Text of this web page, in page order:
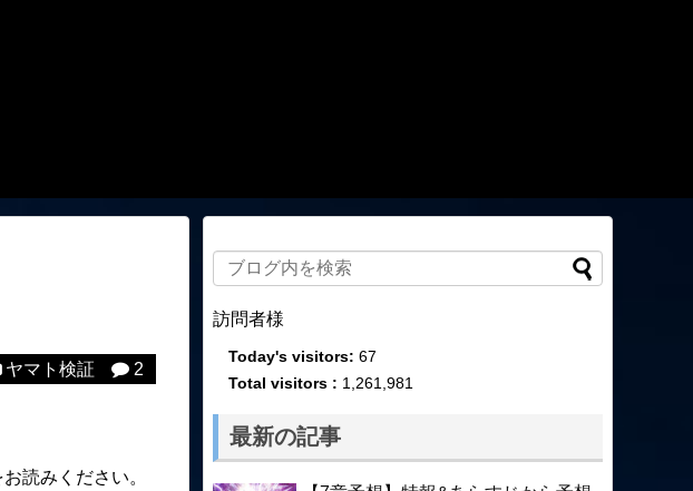
ヤマト検証 2
読みください。
訪問者様
Today's visitors: 67
Total visitors : 1,261,981
最新の記事